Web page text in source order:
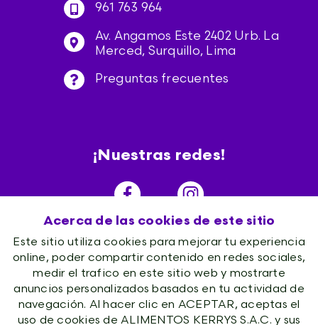
961 763 964
Av. Angamos Este 2402 Urb. La
Merced, Surquillo, Lima
Preguntas frecuentes
¡Nuestras redes!
Acerca de las cookies de este sitio
Este sitio utiliza cookies para mejorar tu experiencia
online, poder compartir contenido en redes sociales,
medir el trafico en este sitio web y mostrarte
anuncios personalizados basados en tu actividad de
navegación. Al hacer clic en ACEPTAR, aceptas el
uso de cookies de ALIMENTOS KERRYS S.A.C. y sus